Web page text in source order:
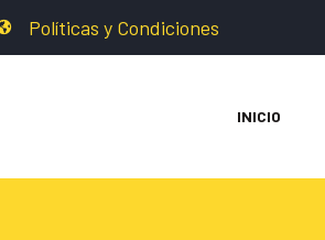
Políticas y Condiciones
INICIO